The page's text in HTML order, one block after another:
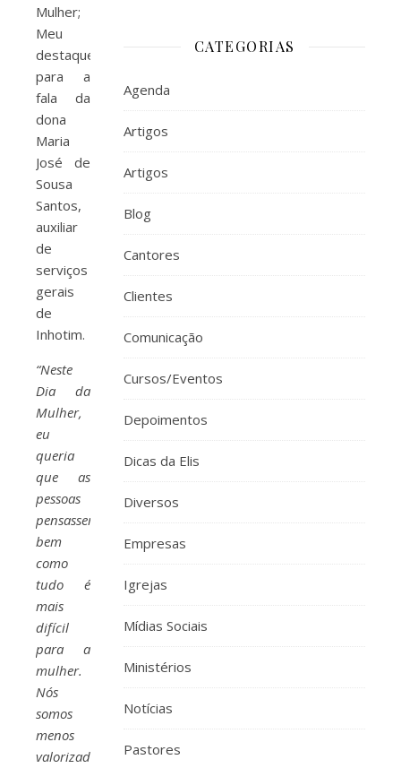
Mulher;
Meu
destaque
para a
fala da
dona
Maria
José de
Sousa
Santos,
auxiliar
de
serviços
gerais
de
Inhotim.
“Neste
Dia da
Mulher,
eu
queria
que as
pessoas
pensassem
bem
como
tudo é
mais
difícil
para a
mulher.
Nós
somos
menos
valorizadas,
CATEGORIAS
Agenda
Artigos
Artigos
Blog
Cantores
Clientes
Comunicação
Cursos/Eventos
Depoimentos
Dicas da Elis
Diversos
Empresas
Igrejas
Mídias Sociais
Ministérios
Notícias
Pastores